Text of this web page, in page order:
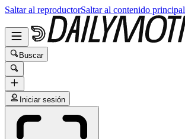
Saltar al reproductorSaltar al contenido principal
Buscar
Iniciar sesión